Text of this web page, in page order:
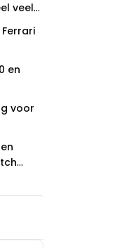
veel
en
voor